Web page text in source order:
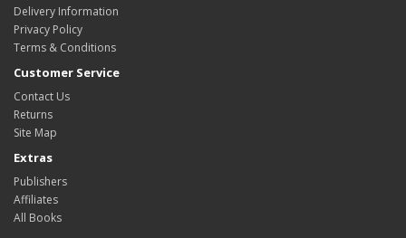
Delivery Information
Privacy Policy
Terms & Conditions
Customer Service
Contact Us
Returns
Site Map
Extras
Publishers
Affiliates
All Books